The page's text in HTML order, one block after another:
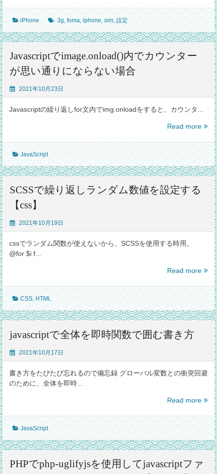
「
や
ら
「
で
コ
た
で
sim
方
法
iPhone 3g,foma,iphone,sim,設定
Javascriptでimage.onload()内でカウンター
が思い通りにならない場合
2021年10月23日
Javascriptの繰り返しfor文内でimg.onloadをすると、カウンタ...
Read more
内
で
カ
り
な
ら
な
い
JavaScript
SCSSで繰り返しランダム数値を設定する
【css】
2021年10月19日
cssでランダム関数が使えないから、SCSSを使用する時用。
@for $i f...
Read more
繰
り
返
し
ム
数
設
す
る
【
CSS,HTML
javascriptで全体を即時関数で囲む書き方
2021年10月17日
書き方をたびたび忘れるので備忘録 グローバル変数との衝突回避
のために、全体を即時...
Read more
全
体
を
即
時
JavaScript
PHPでphp-uglifyjsを使用してjavascriptファ